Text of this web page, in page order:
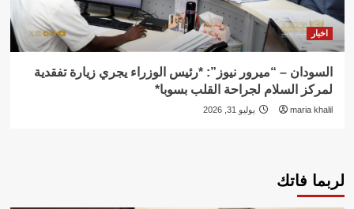
اخبار
السودان – “ميرور نيوز”: *رئيس الوزراء يجري زيارة تفقدية
لمركز السلام لجراحة القلب بسوبا*
maria khalil يوليو 31, 2026
لربما فاتك